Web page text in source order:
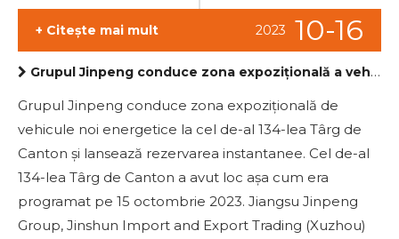
10-16
2023
+ Citește mai mult
Grupul Jinpeng conduce zona expozițională a vehiculelor noi de energie la cel de-al 134-lea Târg de Canton și lansează rezervarea instantanee
Grupul Jinpeng conduce zona expozițională de
vehicule noi energetice la cel de-al 134-lea Târg de
Canton și lansează rezervarea instantanee. Cel de-al
134-lea Târg de Canton a avut loc așa cum era
programat pe 15 octombrie 2023. Jiangsu Jinpeng
Group, Jinshun Import and Export Trading (Xuzhou)